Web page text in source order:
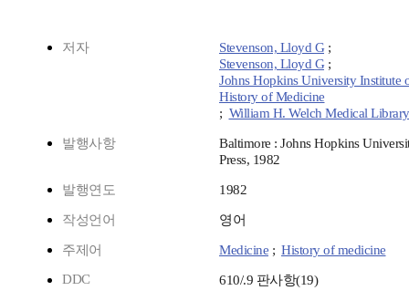
저자 Stevenson, Lloyd G;
Stevenson, Lloyd G;
Johns Hopkins University Institute
History of Medicine
; William H. Welch Medical Library
발행사항
Baltimore : Johns Hopkins
Press, 1982
발행연도 1982
작성언어 영어
주제어 Medicine ; History of medicine
DDC
610/.9 판사항(19)